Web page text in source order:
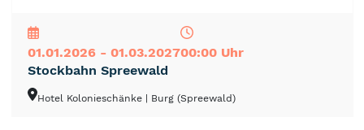
01.01.2026 - 01.03.202700:00 Uhr
Stockbahn Spreewald
Hotel Kolonieschänke | Burg (Spreewald)